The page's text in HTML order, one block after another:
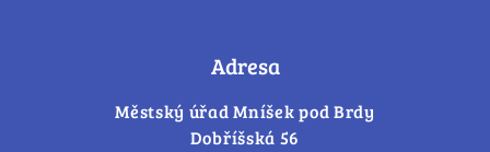
Adresa
Městský úřad Mníšek pod Brdy
Dobříšská 56